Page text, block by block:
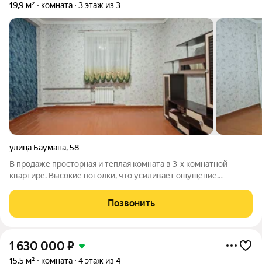
19,9 м² комната 3 этаж из 3
улица Баумана,58
В продаже просторная и теплая комната в 3-х комнатной
квартире. Высокие потолки, что усиливает ощущение
Индивидуальный счётчик на электроэнергию. Квартира
малонаселенная, отличные соседи. Места
Позвонить
1 630 000 ₽
15,5 м² комната 4 этаж из 4